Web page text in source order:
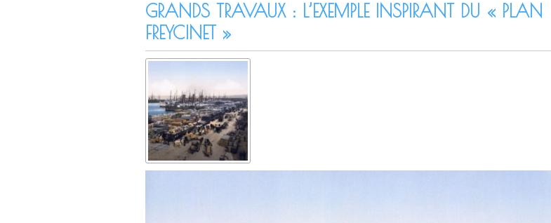
GRANDS TRAVAUX : L’EXEMPLE INSPIRANT DU « PLAN
FREYCINET »